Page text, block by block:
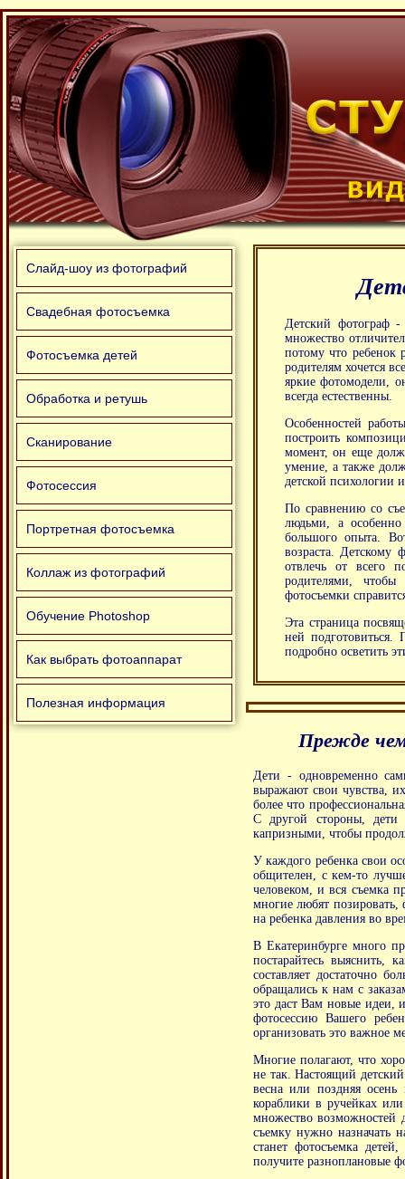
Слайд-шоу из фотографий
Свадебная фотосъемка
Фотосъемка детей
Обработка и ретушь
Сканирование
Фотосессия
Портретная фотосъемка
Коллаж из фотографий
Обучение Photoshop
Как выбрать фотоаппарат
Полезная информация
Детский фотограф -
множество
потому что ребенок
родителям хочется
яркие фотомодели,
всегда естественны.
Особенностей
построить
момент, он еще
умение, а также
детской психологии
По сравнению со
людьми, а
большого опыта.
возраста. Детскому
отвлечь от всего
родителями,
фотосъемки
Эта страница
ней подготовиться.
подробно осветить
Прежде
Дети - одновременно
выражают свои чувства,
более что
С другой стороны, дети
капризными, чтобы
У каждого ребенка свои
общителен, с кем-то
человеком, и вся съемка
многие любят позировать,
на ребенка давления во
В Екатеринбурге много
постарайтесь выяснить,
составляет достаточно
обращались к нам с
это даст Вам новые идеи,
фотосессию Вашего
организовать это важное
Многие полагают, что
не так. Настоящий
весна или поздняя
кораблики в ручейках
множество возможностей
съемку нужно назначать
станет фотосъемка
получите разноплановые